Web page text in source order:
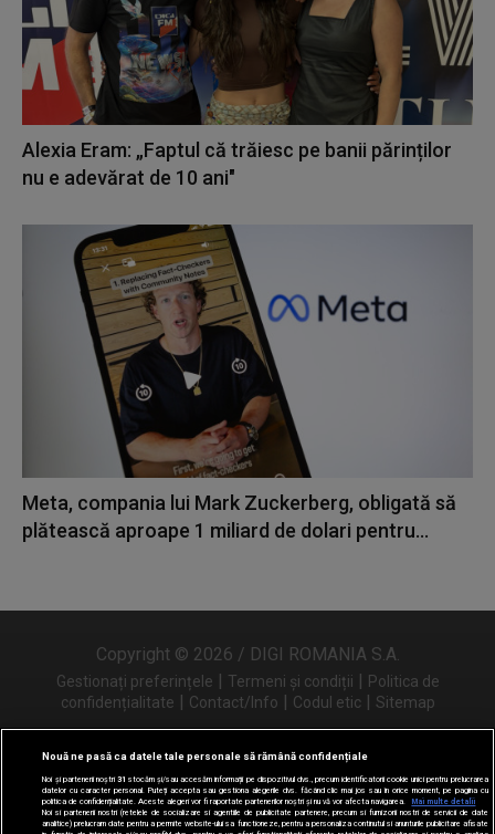
Alexia Eram: „Faptul că trăiesc pe banii părinților
nu e adevărat de 10 ani"
Meta, compania lui Mark Zuckerberg, obligată să
plătească aproape 1 miliard de dolari pentru...
Copyright © 2026 / DIGI ROMANIA S.A.
Gestionați preferințele | Termeni și condiții | Politica de
confidențialitate | Contact/Info | Codul etic | Sitemap
Urmărește-ne și pe
Nouă ne pasă ca datele tale personale să rămână confidențiale
Noi și partenerii noștri31 stocăm și/sau accesăm informații pe dispozitivul dvs., precum identificatorii cookie unici pentru prelucrarea
datelor cu caracter personal. Puteți accepta sau gestiona alegerile dvs. făcând clic mai jos sau în orice moment, pe pagina cu
politica de confidențialitate. Aceste alegeri vor fi raportate partenerilor noștri și nu vă vor afecta navigarea.
Mai multe detalii
Noi si partenerii nostri (retelele de socializare si agentiile de publicitate partenere, precum si furnizorii nostri de servicii de date
analitice) prelucram date pentru a permite website-ului sa functioneze, pentru a personaliza continutul si anunturile publicitare afisate